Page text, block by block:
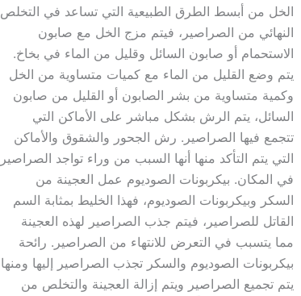
الخل من أبسط الطرق الطبيعية التي تساعد في التخلص
النهائي من الصراصير، فيتم مزج الخل مع صابون
الاستحمام أو صابون السائل وقليل من الماء في بخاخ.
يتم وضع القليل من الماء مع كميات متساوية من الخل
وكمية متساوية من بشر الصابون أو القليل من صابون
السائل، يتم الرش بشكل مباشر على الأماكن التي
تتجمع فيها الصراصير. رش الجحور والشقوق والأماكن
التي يتم التأكد منها أنها السبب من وراء تواجد الصراصير
في المكان. بيكربونات الصوديوم عمل العجينة من
السكر وبيكربونات الصوديوم، فهذا الخليط بمثابة السم
القاتل للصراصير، فيتم جذب الصراصير لهذه العجينة
مما يتسبب في التعرض للانتهاء من الصراصير. رائحة
بيكربونات الصوديوم والسكر تجذب الصراصير إليها ومنها
يتم تجميع الصراصير ويتم إزالة العجينة والتخلص من